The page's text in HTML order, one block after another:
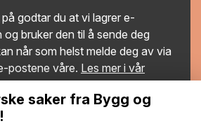
godtar du at vi lagrer e-
bruker den til å sende deg
når som helst melde deg av via
postene våre. Les mer i vår
.
saker fra Bygg og